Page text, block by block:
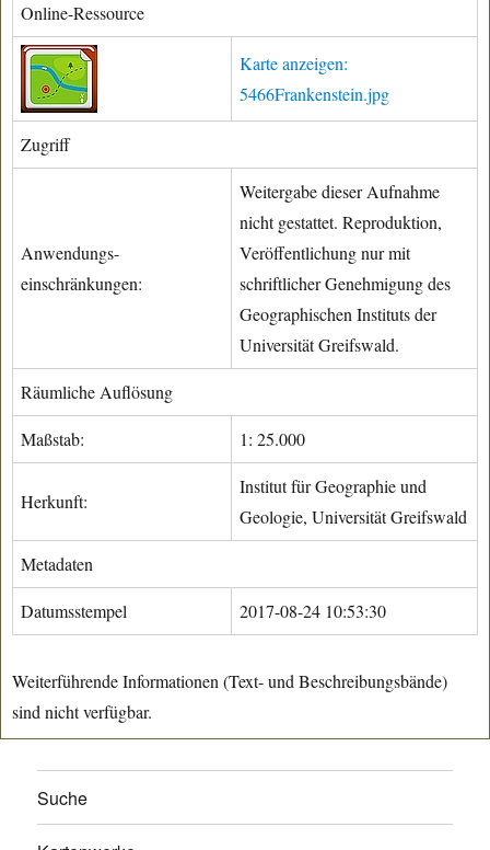
Online-Ressource
Karte anzeigen:
5466Frankenstein.jpg
Zugriff
Anwendungs-
einschränkungen:
Weitergabe dieser Aufnahme
nicht gestattet. Reproduktion,
Veröffentlichung nur mit
schriftlicher Genehmigung des
Geographischen Instituts der
Universität Greifswald.
Räumliche Auflösung
Maßstab: 1: 25.000
Herkunft:
Institut für Geographie und
Geologie, Universität Greifswald
Metadaten
Datumsstempel 2017-08-24 10:53:30
Weiterführende Informationen (Text- und Beschreibungsbände)
sind nicht verfügbar.
Suche